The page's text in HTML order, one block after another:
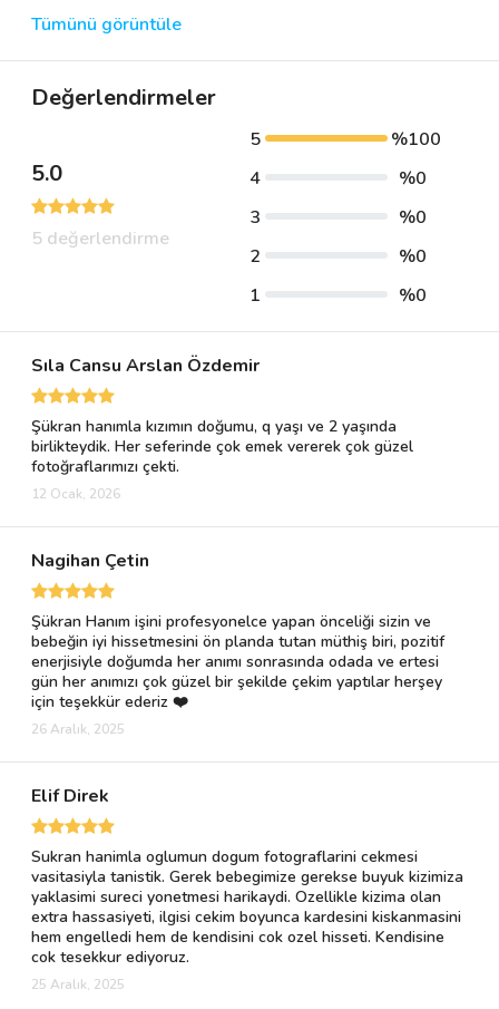
Tümünü görüntüle
Değerlendirmeler
5.0
5 değerlendirme
5
%100
4
%0
3
%0
2
%0
1
%0
Sıla Cansu Arslan Özdemir
Şükran hanımla kızımın doğumu, q yaşı ve 2 yaşında
birlikteydik. Her seferinde çok emek vererek çok güzel
fotoğraflarımızı çekti.
12 Ocak, 2026
Nagihan Çetin
Şükran Hanım işini profesyonelce yapan önceliği sizin ve
bebeğin iyi hissetmesini ön planda tutan müthiş biri, pozitif
enerjisiyle doğumda her anımı sonrasında odada ve ertesi
gün her anımızı çok güzel bir şekilde çekim yaptılar herşey
için teşekkür ederiz ❤️
26 Aralık, 2025
Elif Direk
Sukran hanimla oglumun dogum fotograflarini cekmesi
vasitasiyla tanistik. Gerek bebegimize gerekse buyuk kizimiza
yaklasimi sureci yonetmesi harikaydi. Ozellikle kizima olan
extra hassasiyeti, ilgisi cekim boyunca kardesini kiskanmasini
hem engelledi hem de kendisini cok ozel hisseti. Kendisine
cok tesekkur ediyoruz.
25 Aralık, 2025